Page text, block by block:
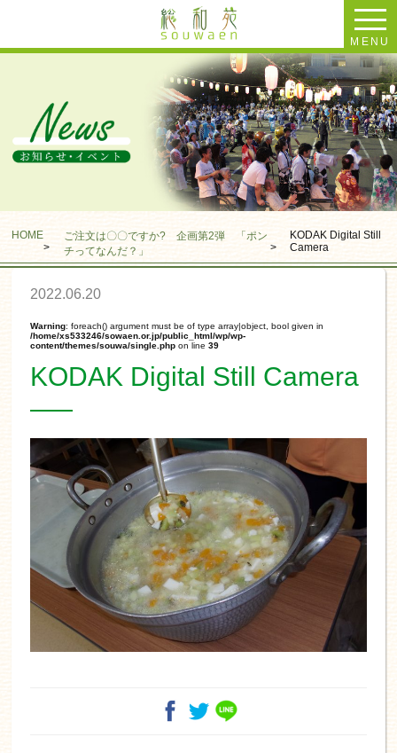
MENU
HOME
>
ご注文は〇〇ですか? 企画第2弾 「ポン
チってなんだ？」
>
KODAK Digital Still
Camera
2022.06.20
Warning: foreach() argument must be of type array|object, bool given in
/home/xs533246/sowaen.or.jp/public_html/wp/wp-
content/themes/souwa/single.php on line39
KODAK Digital Still Camera